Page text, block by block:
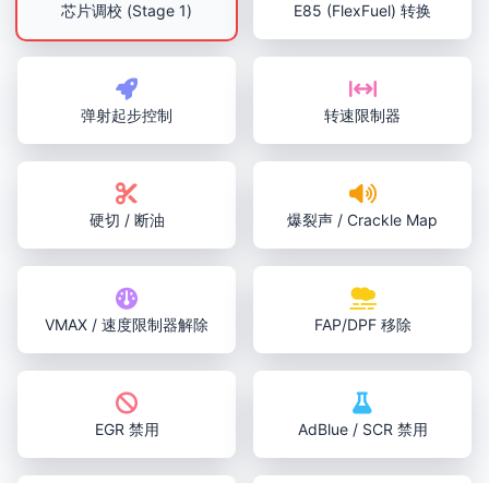
芯片调校 (Stage 1) E85 (FlexFuel) 转换
弹射起步控制 转速限制器
硬切 / 断油 爆裂声 / Crackle Map
VMAX / 速度限制器解除 FAP/DPF 移除
EGR 禁用 AdBlue / SCR 禁用